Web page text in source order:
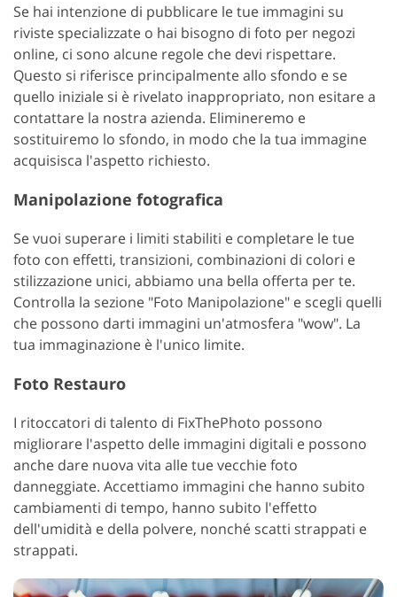
Se hai intenzione di pubblicare le tue immagini su
riviste specializzate o hai bisogno di foto per negozi
online, ci sono alcune regole che devi rispettare.
Questo si riferisce principalmente allo sfondo e se
quello iniziale si è rivelato inappropriato, non esitare a
contattare la nostra azienda. Elimineremo e
sostituiremo lo sfondo, in modo che la tua immagine
acquisisca l'aspetto richiesto.
Manipolazione fotografica
Se vuoi superare i limiti stabiliti e completare le tue
foto con effetti, transizioni, combinazioni di colori e
stilizzazione unici, abbiamo una bella offerta per te.
Controlla la sezione "Foto Manipolazione" e scegli quelli
che possono darti immagini un'atmosfera "wow". La
tua immaginazione è l'unico limite.
Foto Restauro
I ritoccatori di talento di FixThePhoto possono
migliorare l'aspetto delle immagini digitali e possono
anche dare nuova vita alle tue vecchie foto
danneggiate. Accettiamo immagini che hanno subito
cambiamenti di tempo, hanno subito l'effetto
dell'umidità e della polvere, nonché scatti strappati e
strappati.